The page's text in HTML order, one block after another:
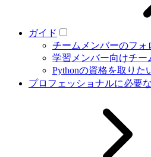
ガイド
チームメンバーのフォ
学習メンバー向けチー
Pythonの資格を取りた
プロフェッショナルに必要